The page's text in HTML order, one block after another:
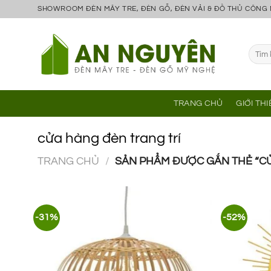
SHOWROOM ĐÈN MÂY TRE, ĐÈN GỖ, ĐÈN VẢI & ĐỒ THỦ CÔNG
Tìm
kiếm:
TRANG CHỦ GIỚI
cửa hàng đèn trang trí
TRANG CHỦ / SẢN PHẨM ĐƯỢC GẮN THẺ
-31% -52%